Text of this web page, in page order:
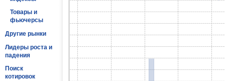
Товары и
фьючерсы
Другие рынки
Лидеры роста и
падения
Поиск
котировок